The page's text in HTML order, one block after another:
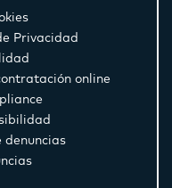
Privacidad
online
denuncias